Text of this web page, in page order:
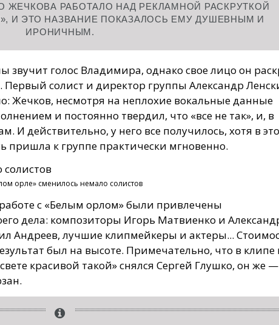
ЖЕЧКОВА РАБОТАЛО НАД РЕКЛАМНОЙ РАСКРУТКОЙ
И ЭТО НАЗВАНИЕ ПОКАЗАЛОСЬ ЕМУ ДУШЕВНЫМ И
ИРОНИЧНЫМ.
звучит голос Владимира, однако свое лицо он
Первый солист и директор группы Александр
Жечков, несмотря на неплохие вокальные данные
и постоянно твердил, что «все не так», и, в
И действительно, у него все получилось, хотя в это
пришла к группе практически мгновенно.
орле» сменилось немало солистов
с «Белым орлом» были привлечены
дела: композиторы Игорь Матвиенко и
Андреев, лучшие клипмейкеры и актеры...
был на высоте. Примечательно, что в клипе
красивой такой» снялся Сергей Глушко, он же —